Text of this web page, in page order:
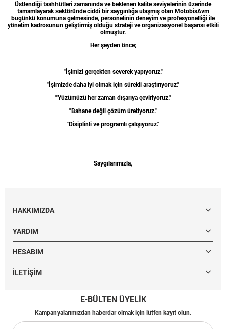
Üstlendiği taahhütleri zamanında ve beklenen kalite seviyelerinin üzerinde
tamamlayarak sektöründe ciddi bir saygınlığa ulaşmış olan MotobisAvm
bugünkü konumuna gelmesinde, personelinin deneyim ve profesyonelliği ile
yönetim kadrosunun geliştirmiş olduğu strateji ve organizasyonel başarısı etkili
olmuştur.
Her şeyden önce;
"İşimizi gerçekten severek yapıyoruz."
"İşimizde daha iyi olmak için sürekli araştırıyoruz."
"Yüzümüzü her zaman dışarıya çeviriyoruz."
"Bahane değil çözüm üretiyoruz."
"Disiplinli ve programlı çalışıyoruz."
Saygılarımızla,
HAKKIMIZDA
YARDIM
HESABIM
İLETIŞIM
E-BÜLTEN ÜYELİK
Kampanyalarımızdan haberdar olmak için lütfen kayıt olun.